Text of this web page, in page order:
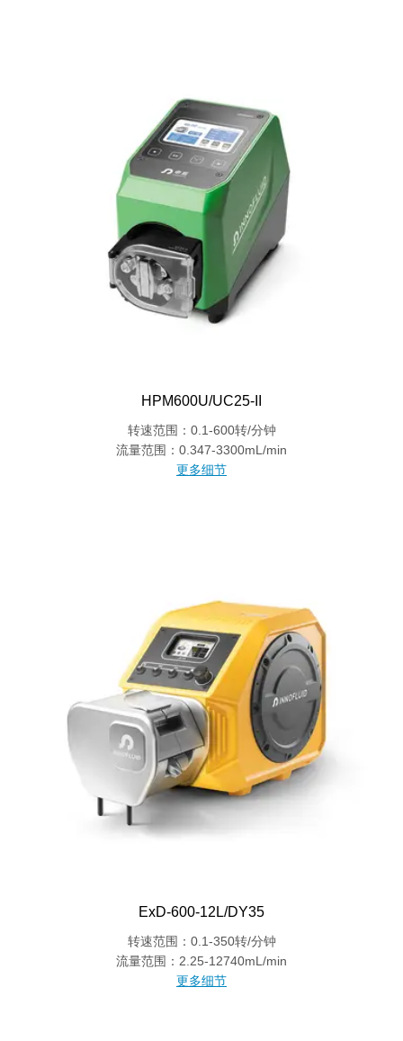
HPM600U/UC25-II
转速范围：0.1-600转/分钟
流量范围：0.347-3300mL/min
更多细节
ExD-600-12L/DY35
转速范围：0.1-350转/分钟
流量范围：2.25-12740mL/min
更多细节